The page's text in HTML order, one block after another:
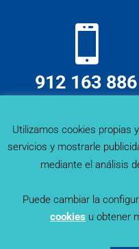
912 163 886
Utilizamos cookies propias
servicios y mostrarle
mediante el análisis
Puede cambiar la
cookies u obtener